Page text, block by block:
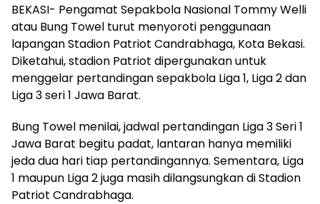
BEKASI- Pengamat Sepakbola Nasional Tommy Welli
atau Bung Towel turut menyoroti penggunaan
lapangan Stadion Patriot Candrabhaga, Kota Bekasi.
Diketahui, stadion Patriot dipergunakan untuk
menggelar pertandingan sepakbola Liga 1, Liga 2 dan
Liga 3 seri 1 Jawa Barat.
Bung Towel menilai, jadwal pertandingan Liga 3 Seri 1
Jawa Barat begitu padat, lantaran hanya memiliki
jeda dua hari tiap pertandingannya. Sementara, Liga
1 maupun Liga 2 juga masih dilangsungkan di Stadion
Patriot Candrabhaga.